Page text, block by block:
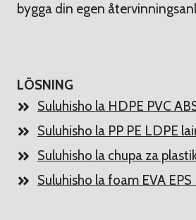
bygga din egen
LÖSNING
Suluhisho la HDPE PVC
Suluhisho la PP PE LDPE
Suluhisho la chupa za
Suluhisho la foam EVA EPS